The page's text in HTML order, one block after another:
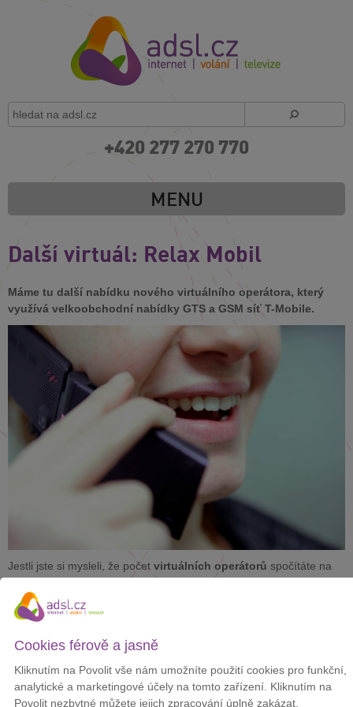
+420 277 270 770
MENU
Další virtuál: Relax Mobil
Máme tu další nabídku nového virtuálního operátora, který
využívá velkoobchodní nabídky GTS a GSM síť T-Mobile.
Jestli jste si mysleli, že počet virtuálních operátorů spočítáte na
už nabízí kde kdo. Nabídka
tarif:
měsíční paušál 49,90 Kč
Cookies férově a jasně
Kliknutím na Povolit vše nám umožníte použití cookies pro funkční,
analytické a marketingové účely na tomto zařízení. Kliknutím na
Povolit nezbytné můžete jejich zpracování úplně zakázat.